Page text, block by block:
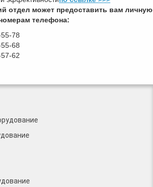
отдел может предоставить вам личную
телефона:
78
68
62